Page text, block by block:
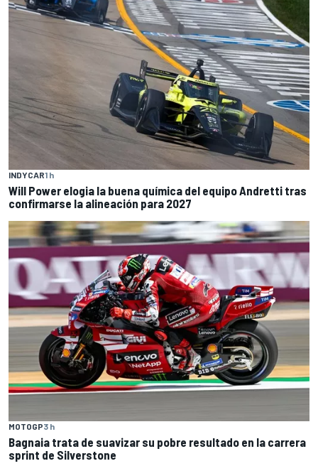
INDYCAR1 h
Will Power elogia la buena química del equipo Andretti tras
confirmarse la alineación para 2027
MOTOGP3 h
Bagnaia trata de suavizar su pobre resultado en la carrera
sprint de Silverstone